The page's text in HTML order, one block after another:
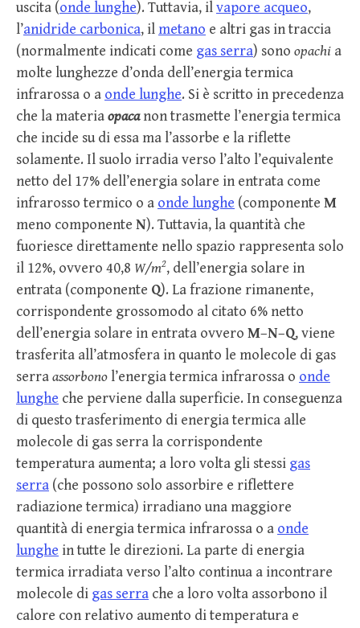
uscita (onde lunghe). Tuttavia, ilvapore acqueo,
l’anidride carbonica, il metano e altri gas in traccia
(normalmente indicati come gas serra) sono opachi a
molte lunghezze d’onda dell’energia termica
infrarossa o a onde lunghe. Si è scritto in precedenza
che la materiaopacanon trasmette l’energia termica
che incide su di essa ma l’assorbe e la riflette
solamente. Il suolo irradia verso l’alto l’equivalente
netto del 17% dell’energia solare in entrata come
infrarosso termico o a onde lunghe (componente M
meno componente N). Tuttavia, la quantità che
fuoriesce direttamente nello spazio rappresenta solo
il 12%, ovvero 40,8 W/m2, dell’energia solare in
entrata (componente Q). La frazione rimanente,
corrispondente grossomodo al citato 6% netto
dell’energia solare in entrata ovvero M–N–Q, viene
trasferita all’atmosfera in quanto le molecole di gas
serraassorbonol’energia termica infrarossa o onde
lunghe che perviene dalla superficie. In conseguenza
di questo trasferimento di energia termica alle
molecole di gas serra la corrispondente
temperatura aumenta; a loro volta gli stessi gas
serra (che possono solo assorbire e riflettere
radiazione termica) irradiano una maggiore
quantità di energia termica infrarossa o a onde
lunghe in tutte le direzioni. La parte di energia
termica irradiata verso l’alto continua a incontrare
molecole di gas serra che a loro volta assorbono il
calore con relativo aumento di temperatura e